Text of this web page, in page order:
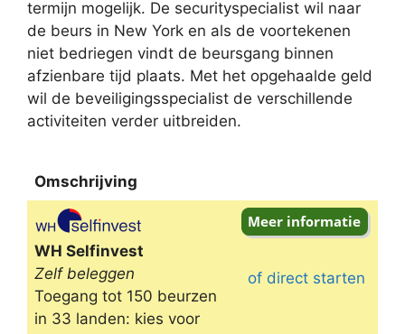
termijn mogelijk. De securityspecialist wil naar
de beurs in New York en als de voortekenen
niet bedriegen vindt de beursgang binnen
afzienbare tijd plaats. Met het opgehaalde geld
wil de beveiligingsspecialist de verschillende
activiteiten verder uitbreiden.
Omschrijving
Omschrijving
WH Selfinvest
Zelf beleggen
Toegang tot 150 beurzen
in 33 landen: kies voor
of direct starten